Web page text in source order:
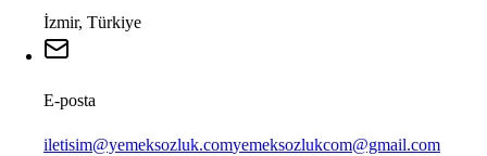
İzmir, Türkiye
E-posta
iletisim@yemeksozluk.comyemeksozlukcom@gmail.com